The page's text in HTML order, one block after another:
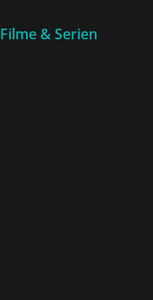
Filme & Serien